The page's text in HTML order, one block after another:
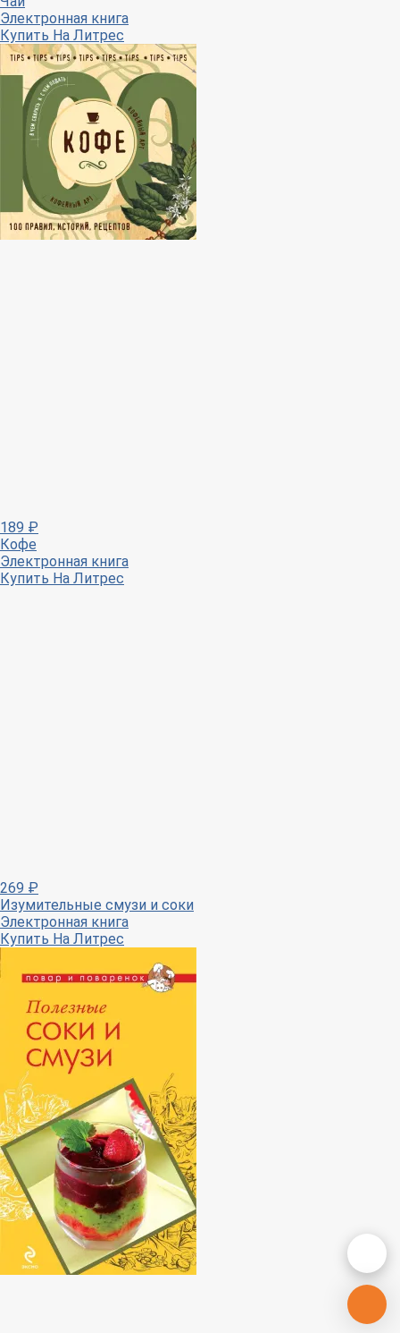
Электронная книга
Купить На Литрес
189 ₽
Кофе
Электронная книга
Купить На Литрес
269 ₽
Изумительные смузи и соки
Электронная книга
Купить На Литрес